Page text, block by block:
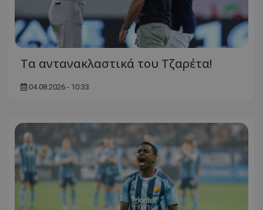
Τα αντανακλαστικά του Τζαρέτα!
04.08.2026 - 10:33